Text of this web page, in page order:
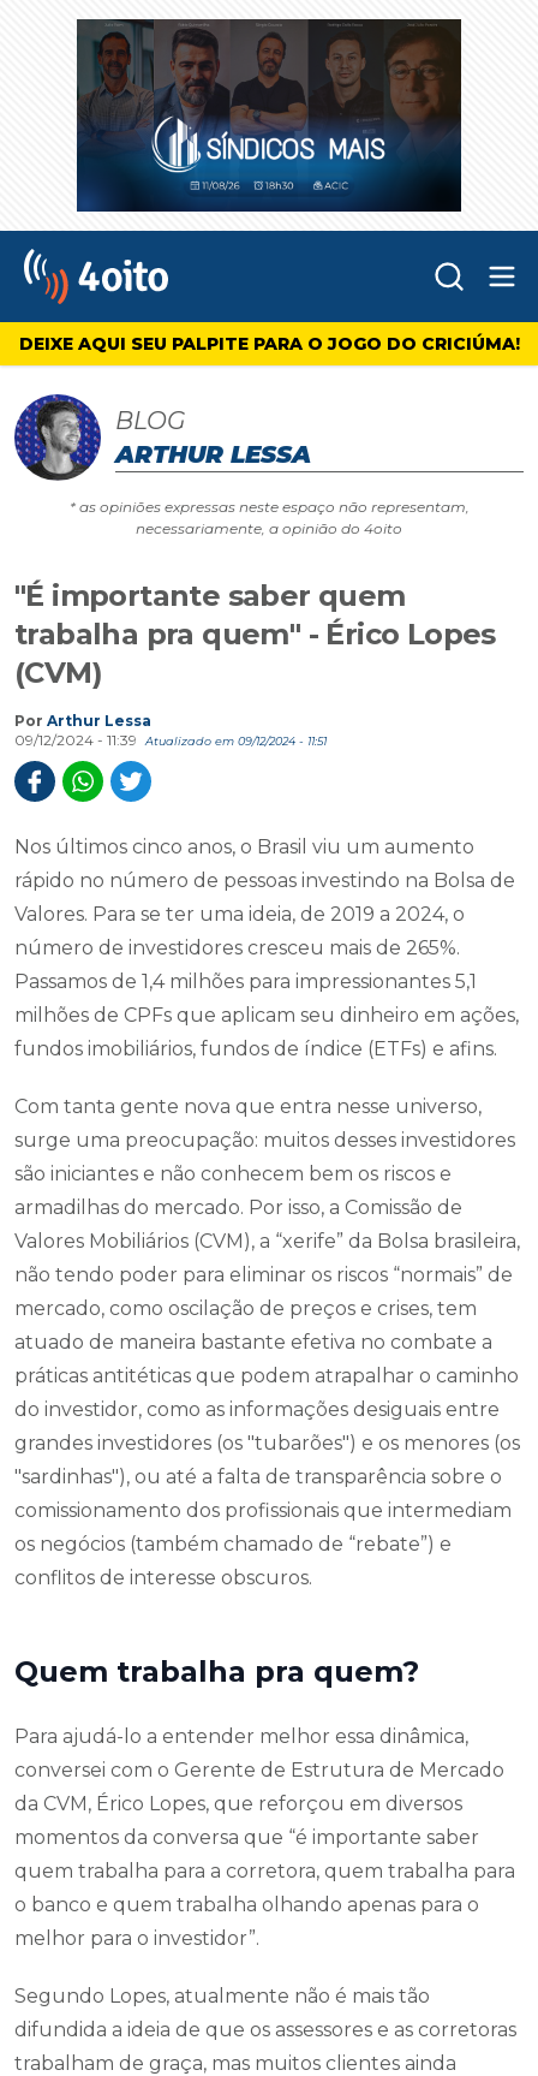
4oito
DEIXE AQUI SEU PALPITE PARA O JOGO DO CRICIÚMA!
BLOG
ARTHUR LESSA
* as opiniões expressas neste espaço não representam,
necessariamente, a opinião do 4oito
"É importante saber quem
trabalha pra quem" - Érico Lopes
(CVM)
Por Arthur Lessa
09/12/2024 - 11:39
Atualizado em 09/12/2024 - 11:51
Nos últimos cinco anos, o Brasil viu um aumento
rápido no número de pessoas investindo na Bolsa de
Valores. Para se ter uma ideia, de 2019 a 2024, o
número de investidores cresceu mais de 265%.
Passamos de 1,4 milhões para impressionantes 5,1
milhões de CPFs que aplicam seu dinheiro em ações,
fundos imobiliários, fundos de índice (ETFs) e afins.
Com tanta gente nova que entra nesse universo,
surge uma preocupação: muitos desses investidores
são iniciantes e não conhecem bem os riscos e
armadilhas do mercado. Por isso, a Comissão de
Valores Mobiliários (CVM), a “xerife” da Bolsa brasileira,
não tendo poder para eliminar os riscos “normais” de
mercado, como oscilação de preços e crises, tem
atuado de maneira bastante efetiva no combate a
práticas antitéticas que podem atrapalhar o caminho
do investidor, como as informações desiguais entre
grandes investidores (os "tubarões") e os menores (os
"sardinhas"), ou até a falta de transparência sobre o
comissionamento dos profissionais que intermediam
os negócios (também chamado de “rebate”) e
conflitos de interesse obscuros.
Quem trabalha pra quem?
Para ajudá-lo a entender melhor essa dinâmica,
conversei com o Gerente de Estrutura de Mercado
da CVM, Érico Lopes, que reforçou em diversos
momentos da conversa que “é importante saber
quem trabalha para a corretora, quem trabalha para
o banco e quem trabalha olhando apenas para o
melhor para o investidor”.
Segundo Lopes, atualmente não é mais tão
difundida a ideia de que os assessores e as corretoras
trabalham de graça, mas muitos clientes ainda